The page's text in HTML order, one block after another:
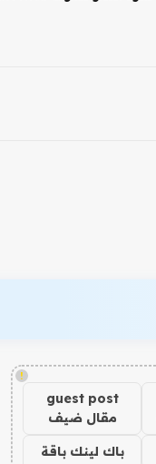
!
guest post
مقال ضيف
باك لينك باقة